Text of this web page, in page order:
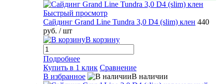
Быстрый просмотр
Сайдинг Grand Line Tundra 3,0 D4 (slim) клен 440
руб. / шт
В корзину
Подробнее
Купить в 1 клик Сравнение
В избранное
В наличии